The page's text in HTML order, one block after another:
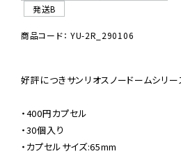
発送B
商品コード： YU-2R_290106
好評につきサンリオスノードームシリ
・400円カプセル
・30個入り
・カプセルサイズ:65mm